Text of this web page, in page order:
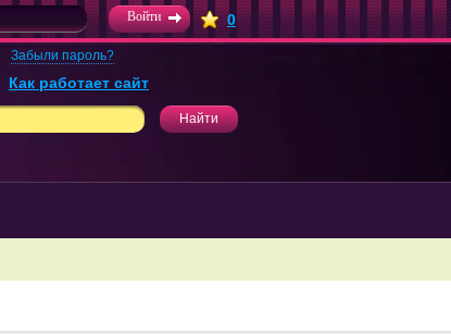
0
Забыли пароль?
Как работает сайт